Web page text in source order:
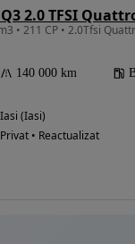
2.0 TFSI
140 000 km
Iasi (Iasi)
Privat • Reactualizat